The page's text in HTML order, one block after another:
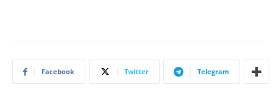
Facebook Twitter Telegram